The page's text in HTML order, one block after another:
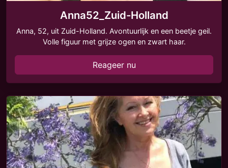
Anna52_Zuid-Holland
Anna, 52, uit Zuid-Holland. Avontuurlijk en een beetje geil.
Volle figuur met grijze ogen en zwart haar.
Reageer nu